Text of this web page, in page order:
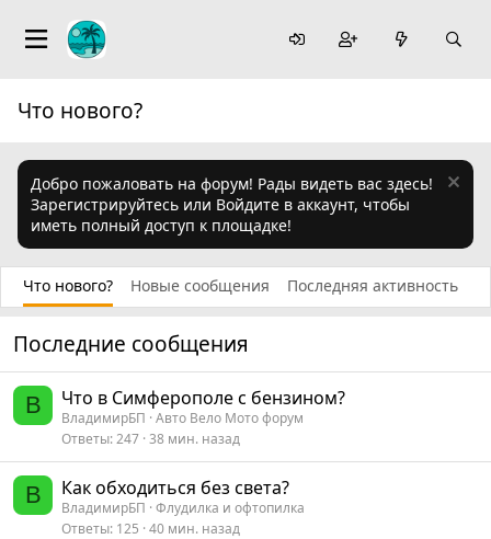
Что нового?
Добро пожаловать на форум! Рады видеть вас здесь!
Зарегистрируйтесь или Войдите в аккаунт, чтобы
иметь полный доступ к площадке!
Что нового? Новые сообщения Последняя активность
Последние сообщения
В Что в Симферополе с бензином?
ВладимирБП Авто Вело Мото форум
Ответы 247 38 мин. назад
В Как обходиться без света?
ВладимирБП Флудилка и офтопилка
Ответы 125 40 мин. назад